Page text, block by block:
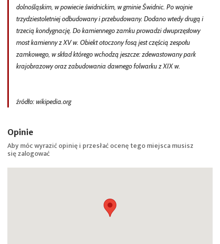
dolnośląskim, w powiecie świdnickim, w gminie Świdnic. Po wojnie
trzydziestoletniej odbudowany i przebudowany. Dodano wtedy drugą i
trzecią kondygnację. Do kamiennego zamku prowadzi dwuprzęsłowy
most kamienny z XV w. Obiekt otoczony fosą jest częścią zespołu
zamkowego, w skład którego wchodzą jeszcze: zdewastowany park
krajobrazowy oraz zabudowania dawnego folwarku z XIX w.
źródło: wikipedia.org
Opinie
Aby móc wyrazić opinię i przesłać ocenę tego miejsca musisz
sięzalogować